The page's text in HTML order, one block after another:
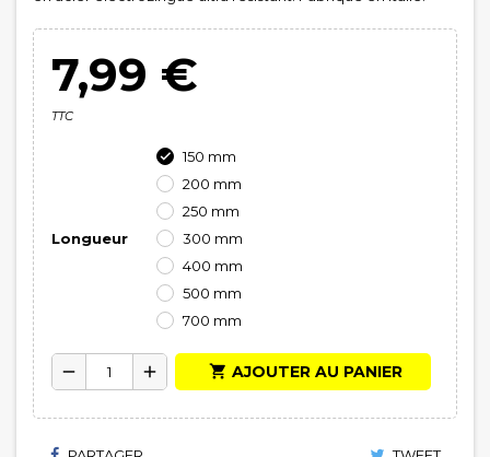
7,99 €
TTC
Longueur

150 mm
200 mm
250 mm
300 mm
400 mm
500 mm
700 mm
remove add  AJOUTER AU PANIER